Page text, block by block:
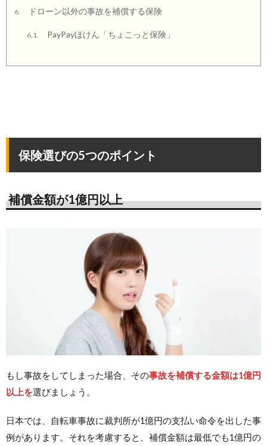
6. ドローン以外の事故を補償する保険
6.1. PayPayほけん「ちょこっと保険」
保険選びの5つのポイント
補償金額が1億円以上
もし事故をしてしまった場合、その事故を補償する金額は1億円
以上を選びましょう。
日本では、自転車事故に裁判所が1億円の支払い命令を出した事
例があります。それを考慮すると、補償金額は最低でも1億円の